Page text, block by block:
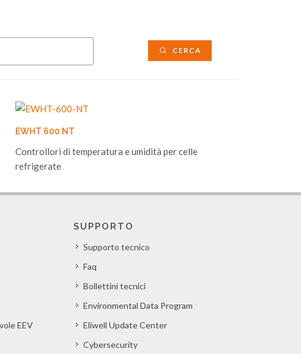
CERCA
EWHT 600 NT
Controllori di temperatura e umidità per celle
refrigerate
EEV
SUPPORTO
Supporto tecnico
Faq
Bollettini tecnici
Environmental Data Program
Eliwell Update Center
Cybersecurity